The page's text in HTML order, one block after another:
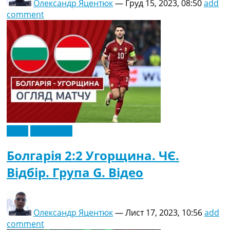
Олександр Яцентюк— Груд 15, 2023, 08:50add
comment
Болгарія 2:2 Угорщина. ЧЄ.
Відбір. Група G. Відео
Олександр Яцентюк—Лист 17, 2023, 10:56add
comment